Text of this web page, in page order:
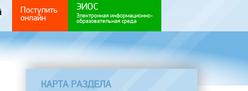
Поступить
онлайн
ЭИОС
Электронная информационно-
образовательная среда
КАРТА РАЗДЕЛА